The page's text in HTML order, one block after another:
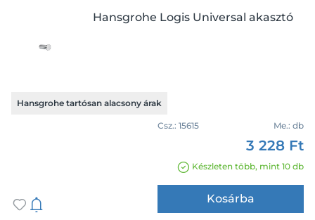
Hansgrohe Logis Universal akasztó
Hansgrohe tartósan alacsony árak
Csz.: 15615 Me.: db
3 228 Ft
Készleten több, mint 10 db
Kosárba